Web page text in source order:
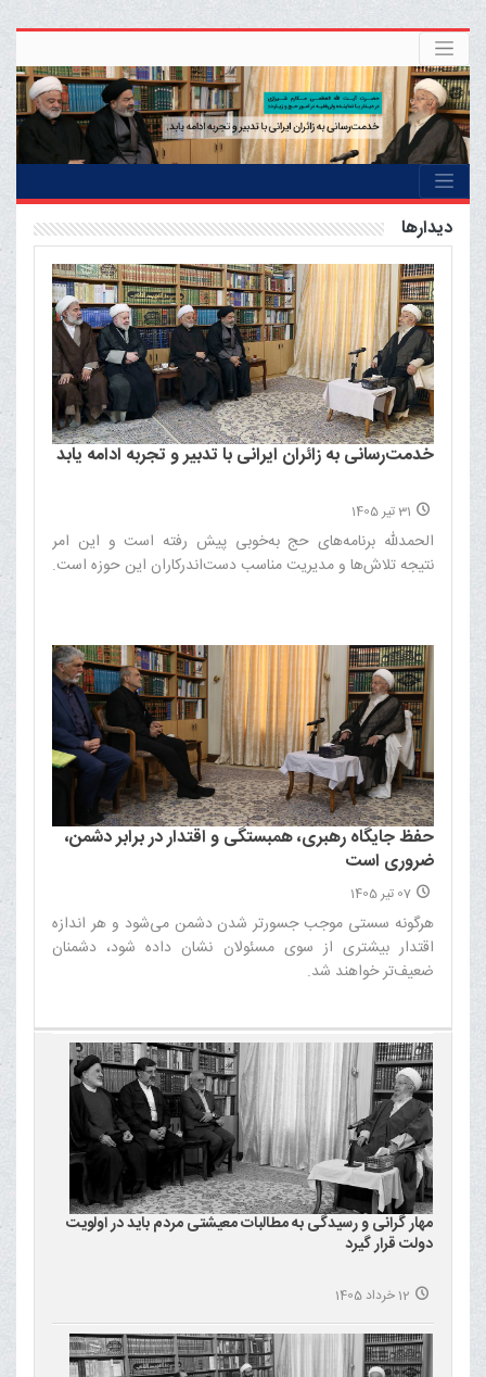
ديدارها
خدمت‌رسانی به زائران ایرانی با تدبیر و تجربه ادامه یابد
31 تیر 1405
الحمدلله برنامه‌های حج به‌خوبی پیش رفته است و این امر
نتیجه تلاش‌ها و مدیریت مناسب دست‌اندرکاران این حوزه است.‌
حفظ جایگاه رهبری، همبستگی و اقتدار در برابر دشمن،
ضروری است
07 تیر 1405
هرگونه سستی موجب جسورتر شدن دشمن می‌شود و هر اندازه
اقتدار بیشتری از سوی مسئولان نشان داده شود، دشمنان
ضعیف‌تر خواهند شد.‌
مهار گرانی و رسیدگی به مطالبات معیشتی مردم باید در اولویت
دولت قرار گیرد
12 خرداد 1405